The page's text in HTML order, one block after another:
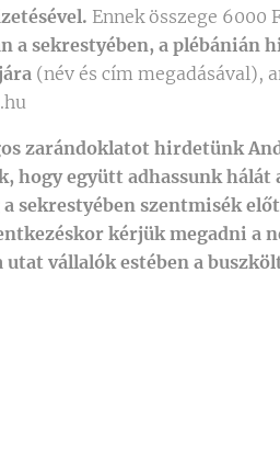
Ennek összege 6000
a sekrestyében, a plébánián
(név és cím megadásával),
zarándoklatot hirdetünk
hogy együtt adhassunk hálát
sekrestyében szentmisék
kérjük megadni a
vállalók estében a